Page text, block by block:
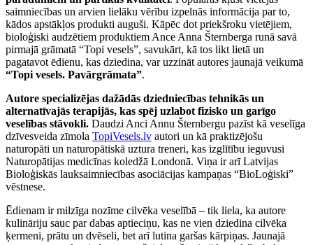
saimniecības un arvien lielāku vērību izpelnās informācija par to,
kādos apstākļos produkti auguši. Kāpēc dot priekšroku vietējiem,
bioloģiski audzētiem produktiem Ance Anna Šternberga runā savā
pirmajā grāmatā “Topi vesels”, savukārt, kā tos likt lietā un
pagatavot ēdienu, kas dziedina, var uzzināt autores jaunajā veikumā
“Topi vesels. Pavārgrāmata”.
Autore specializējas dažādās dziedniecības tehnikās un
alternatīvajās terapijās, kas spēj uzlabot fizisko un garīgo
veselības stāvokli. Daudzi Anci Annu Šternbergu pazīst kā veselīga
dzīvesveida zīmola TopiVesels.lv autori un kā praktizējošu
naturopāti un naturopātiskā uztura treneri, kas izglītību ieguvusi
Naturopātijas medicīnas koledžā Londonā. Viņa ir arī Latvijas
Bioloģiskās lauksaimniecības asociācijas kampaņas “BioLoģiski”
vēstnese.
Ēdienam ir milzīga nozīme cilvēka veselībā – tik liela, ka autore
kulināriju sauc par dabas aptieciņu, kas ne vien dziedina cilvēka
ķermeni, prātu un dvēseli, bet arī lutina garšas kārpiņas. Jaunajā